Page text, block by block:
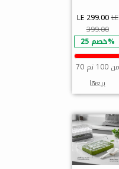
LE 299.00LE
399.00
خصم 25%
70 من 100 تم
بيعها